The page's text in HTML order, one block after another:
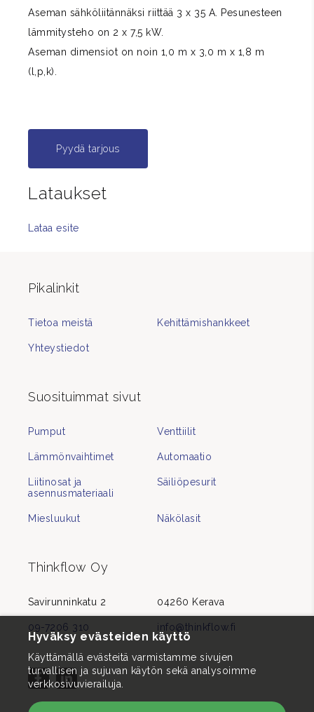
Aseman sähköliitännäksi riittää 3 x 35 A. Pesunesteen
lämmitysteho on 2 x 7,5 kW.
Aseman dimensiot on noin 1,0 m x 3,0 m x 1,8 m
(l,p,k).
Pyydä tarjous
Lataukset
Lataa esite
Pikalinkit
Tietoa meistä Kehittämishankkeet
Yhteystiedot
Suosituimmat sivut
Pumput Venttiilit
Lämmönvaihtimet Automaatio
Liitinosat ja
asennusmateriaali
Säiliöpesurit
Miesluukut Näkölasit
Thinkflow Oy
Savirunninkatu 2 04260 Kerava
09-7206 310 info@thinkflow.fi
Hyväksy evästeiden käyttö
Käyttämällä evästeitä varmistamme sivujen
turvallisen ja sujuvan käytön sekä analysoimme
verkkosivuvierailuja.